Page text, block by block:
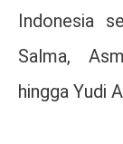
Indonesia
Salma,
hingga Yudi